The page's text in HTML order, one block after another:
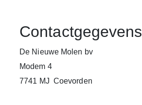
Contactgegevens
De Nieuwe Molen bv
Modem 4
7741 MJ Coevorden